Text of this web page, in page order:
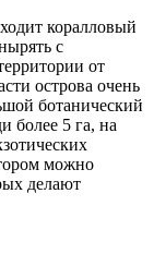
коралловый
с
от
острова очень
ботанический
более 5 га, на
можно
делают